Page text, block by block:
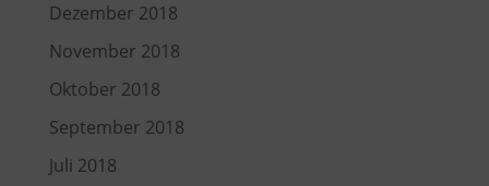
Dezember 2018
November 2018
Oktober 2018
September 2018
Juli 2018